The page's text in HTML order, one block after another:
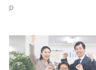
p